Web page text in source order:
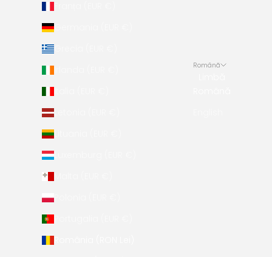
Germania (EUR €)
Grecia (EUR €)
Letonia (EUR €)
Lituania (EUR €)
Luxemburg (EUR €)
Polonia (EUR €)
Română